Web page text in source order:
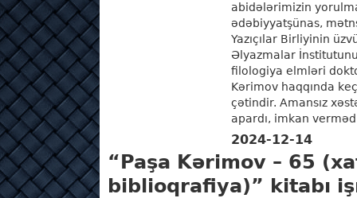
abidələrimizin
ədəbiyyatşünas,
Yazıçılar Birliyinin
Əlyazmalar
filologiya elmləri
Kərimov haqqında
çətindir. Amansız
apardı, imkan
2024-12-14
“Paşa Kərimov – 65
biblioqrafiya)” kitabı